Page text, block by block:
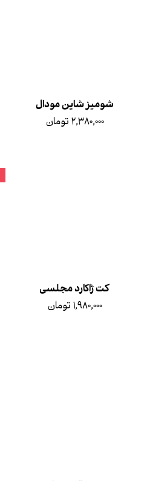
شومیز شاین مودال
۲,۳۸۰,۰۰۰ تومان
کت ژاکارد مجلسی
۱,۹۸۰,۰۰۰ تومان